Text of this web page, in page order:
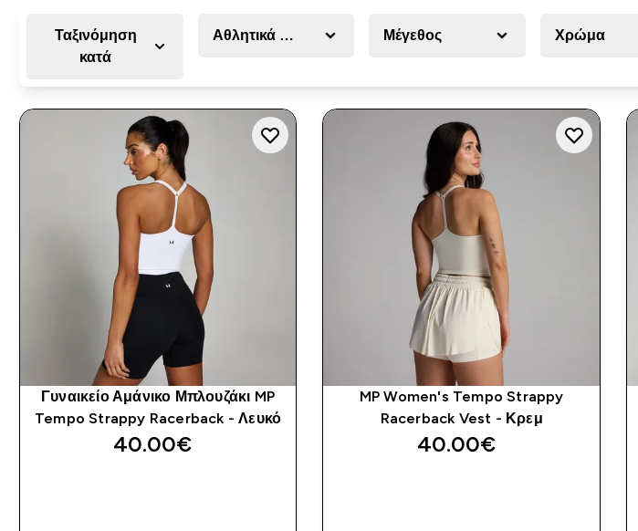
Ταξινόμηση
κατά
Αθλητικά Ρούχα Μέγεθος Χρώμα
Γυναικείο Αμάνικο Μπλουζάκι MP
Tempo Strappy Racerback - Λευκό
40.00€‎
MP Women's Tempo Strappy
Racerback Vest - Κρεμ
40.00€‎